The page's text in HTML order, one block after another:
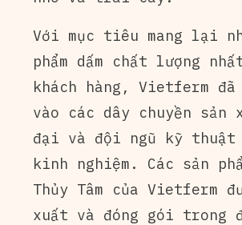
Với mục tiêu mang lại
phẩm dấm chất lượng
khách hàng, Vietferm
vào các dây chuyền sản
đại và đội ngũ kỹ thuật
kinh nghiệm. Các sản
Thủy Tâm của Vietferm
xuất và đóng gói trong